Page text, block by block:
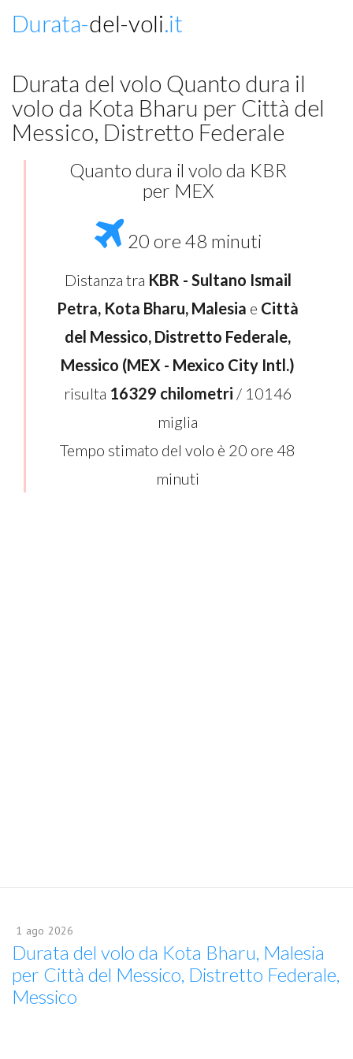
Durata-del-voli.it
Durata del volo Quanto dura il
volo da Kota Bharu per Città del
Messico, Distretto Federale
Quanto dura il volo da KBR
per MEX
20 ore 48 minuti
Distanza tra KBR - Sultano Ismail
Petra, Kota Bharu, Malesia e Città
del Messico, Distretto Federale,
Messico (MEX - Mexico City Intl.)
risulta 16329 chilometri / 10146
miglia
Tempo stimato del volo è 20 ore 48
minuti
1 ago 2026
Durata del volo da Kota Bharu, Malesia
per Città del Messico, Distretto Federale,
Messico